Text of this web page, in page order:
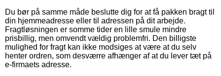
Du bør på samme måde beslutte dig for at få pakken bragt til
din hjemmeadresse eller til adressen på dit arbejde.
Fragtløsningen er somme tider en lille smule mindre
prisbillig, men omvendt vældig problemfri. Den billigste
mulighed for fragt kan ikke modsiges at være at du selv
henter ordren, som desværre afhænger af at du lever tæt på
e-firmaets adresse.